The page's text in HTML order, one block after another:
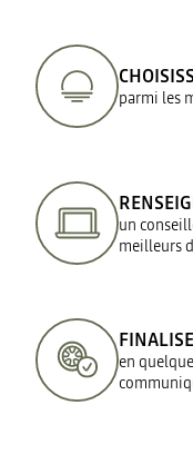
parmi les
un
meilleurs
en